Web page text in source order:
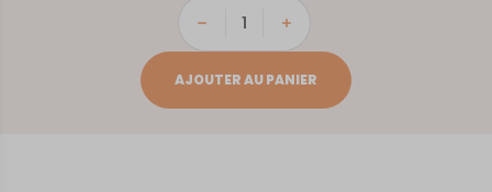
quantité
le
AJOUTER AU PANIER